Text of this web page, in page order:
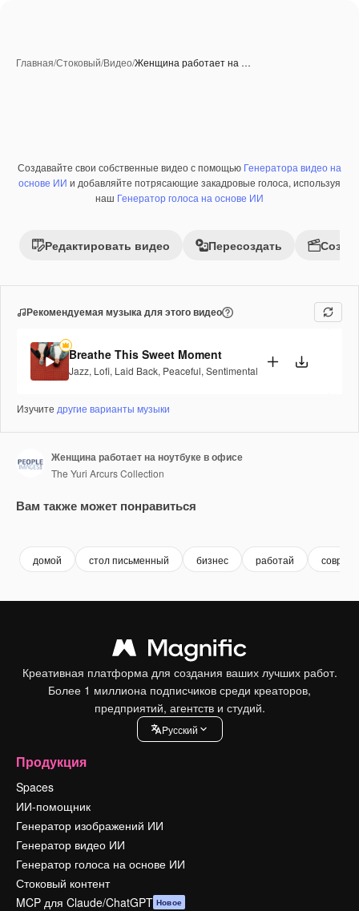
Главная/Стоковый/Видео/Женщина работает на …
Премиум
Создавайте свои собственные видео с помощью Генератора видео на
основе ИИ и добавляйте потрясающие закадровые голоса, используя
наш Генератор голоса на основе ИИ
Редактировать видео Пересоздать
Рекомендуемая музыка для этого видео
Breathe This Sweet Moment
Jazz, Lofi, Laid Back, Peaceful, Sentimental
Изучите другие варианты музыки
Женщина работает на ноутбуке в офисе
The Yuri Arcurs Collection
Вам также может понравиться
домой стол письменный бизнес работай
Креативная платформа для создания ваших лучших работ.
Более 1 миллиона подписчиков среди креаторов,
предприятий, агентств и студий.
Pусский
Продукция
Spaces
ИИ-помощник
Генератор изображений ИИ
Генератор видео ИИ
Генератор голоса на основе ИИ
Стоковый контент
MCP для Claude/ChatGPT Новое